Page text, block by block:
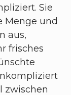
Sie
Menge und
aus,
frisches
zwischen